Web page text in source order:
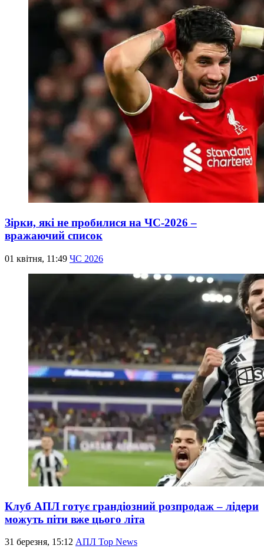
Зірки, які не пробилися на ЧС-2026 –
вражаючий список
01 квітня, 11:49 ЧС 2026
Клуб АПЛ готує грандіозний розпродаж – лідери
можуть піти вже цього літа
31 березня, 15:12 АПЛ Top News